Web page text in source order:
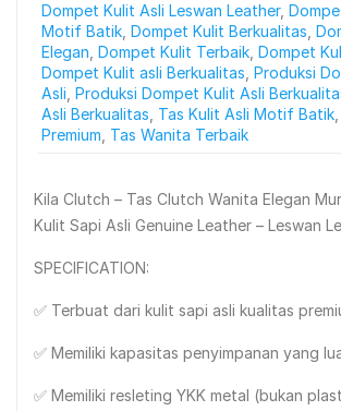
Dompet Kulit Asli Leswan Leather,
Motif Batik Dompet Kulit Berkualitas
Elegan Dompet Kulit Terbaik Dompet
Dompet Kulit asli Berkualitas Produksi
Asli Produksi Dompet Kulit Asli
Asli Berkualitas Tas Kulit Asli Motif Batik
Premium Tas Wanita Terbaik
Kila Clutch – Tas Clutch Wanita Elegan
Kulit Sapi Asli Genuine Leather – Leswan
SPECIFICATION:
✅ Terbuat dari kulit sapi asli kualitas
✅ Memiliki kapasitas penyimpanan yang
✅ Memiliki resleting YKK metal (bukan